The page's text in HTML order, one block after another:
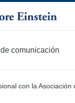
comunicación
con la